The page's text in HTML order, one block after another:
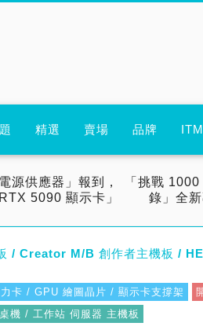
精選 賣場 品牌
源供應器」報到，
5090 顯示卡」
「挑戰
錄」全
/ Creator M/B 創作者主機板 /
卡 / GPU 繪圖晶片 / 顯示卡支撐架
機 / 工作站 伺服器 主機板